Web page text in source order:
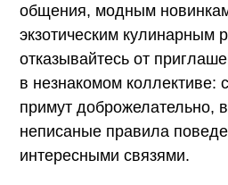
общения, модным
экзотическим кулинарным
отказывайтесь от
в незнакомом коллективе:
примут доброжелательно,
неписаные правила
интересными связями.